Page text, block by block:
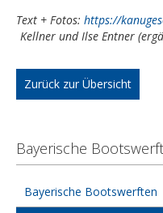
Text + Fotos: https://
Kellner und Ilse Entner
Zurück zur Übersicht
Bayerische
Bayerische Bootswerften